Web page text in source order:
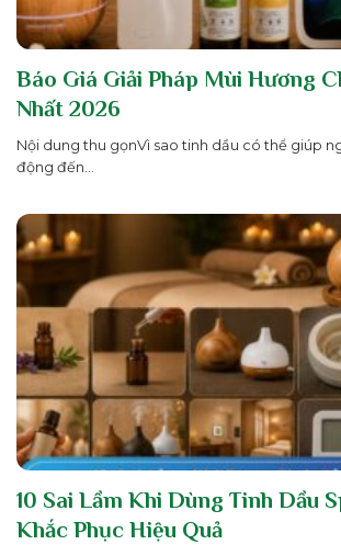
Báo Giá Giải Pháp Mùi Hương
Nhất 2026
Nội dung thu gọnVì sao tinh dầu có thể giúp
động đến...
10 Sai Lầm Khi Dùng Tinh Dầu
Khắc Phục Hiệu Quả